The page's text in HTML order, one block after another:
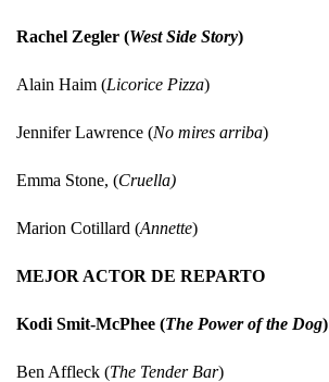
Rachel Zegler (West Side Story)
Alain Haim (Licorice Pizza)
Jennifer Lawrence (No mires arriba)
Emma Stone, (Cruella)
Marion Cotillard (Annette)
MEJOR ACTOR DE REPARTO
Kodi Smit-McPhee (The Power of the Dog)
Ben Affleck (The Tender Bar)